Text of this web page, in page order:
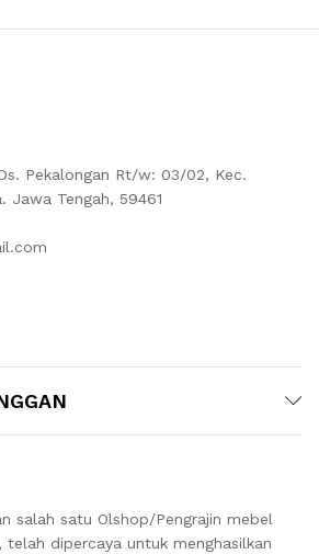
Pekalongan Rt/w: 03/02, Kec.
Jawa Tengah, 59461
salah satu Olshop/Pengrajin mebel
dipercaya untuk menghasilkan